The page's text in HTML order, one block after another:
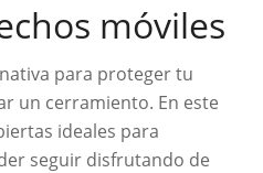
móviles
para proteger tu
un cerramiento. En este
ideales para
seguir disfrutando de